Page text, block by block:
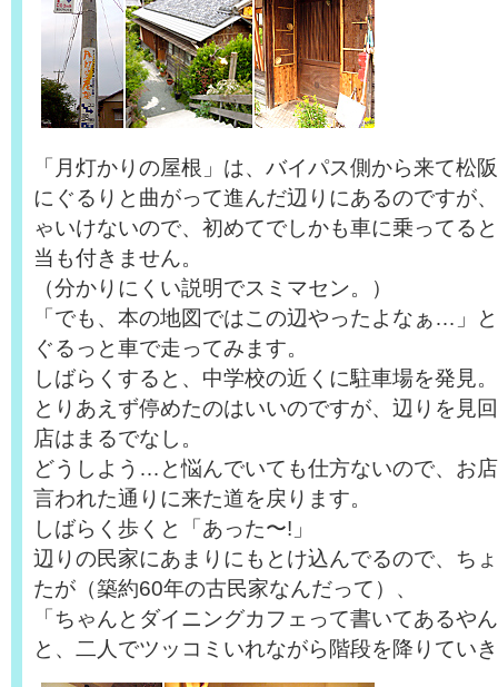
「月灯かりの屋根」は、バイパス側から来て松
にぐるりと曲がって進んだ辺りにあるのですが
ゃいけないので、初めてでしかも車に乗ってる
当も付きません。
（分かりにくい説明でスミマセン。）
「でも、本の地図ではこの辺やったよなぁ…」
ぐるっと車で走ってみます。
しばらくすると、中学校の近くに駐車場を発見。
とりあえず停めたのはいいのですが、辺りを見
店はまるでなし。
どうしよう…と悩んでいても仕方ないので、お
言われた通りに来た道を戻ります。
しばらく歩くと「あった〜!」
辺りの民家にあまりにもとけ込んでるので、ち
たが（築約60年の古民家なんだって）、
「ちゃんとダイニングカフェって書いてあるや
と、二人でツッコミいれながら階段を降りてい